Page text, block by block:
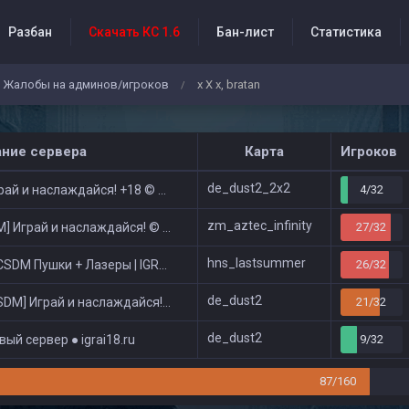
Разбан Скачать КС 1.6 Бан-лист Статистика
Жалобы на админов/игроков / x X x, bratan
сервера Карта Игроков
и наслаждайся! +18 © Public de_dust2_2x2 4/32
и наслаждайся! © Zombie Show zm_aztec_infinity 27/32
Пушки + Лазеры | IGRAI18.RU ツ █ hns_lastsummer 26/32
Играй и наслаждайся! © Classic de_dust2 21/32
сервер ● igrai18.ru de_dust2 9/32
87/160